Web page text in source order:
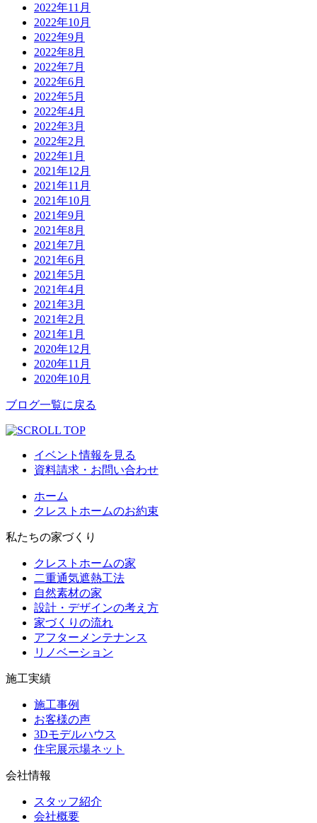
2022年11月
2022年10月
2022年9月
2022年8月
2022年7月
2022年6月
2022年5月
2022年4月
2022年3月
2022年2月
2022年1月
2021年12月
2021年11月
2021年10月
2021年9月
2021年8月
2021年7月
2021年6月
2021年5月
2021年4月
2021年3月
2021年2月
2021年1月
2020年12月
2020年11月
2020年10月
ブログ一覧に戻る
イベント情報を見る
資料請求・お問い合わせ
ホーム
クレストホームのお約束
私たちの家づくり
クレストホームの家
二重通気遮熱工法
自然素材の家
設計・デザインの考え方
家づくりの流れ
アフターメンテナンス
リノベーション
施工実績
施工事例
お客様の声
3Dモデルハウス
住宅展示場ネット
会社情報
スタッフ紹介
会社概要